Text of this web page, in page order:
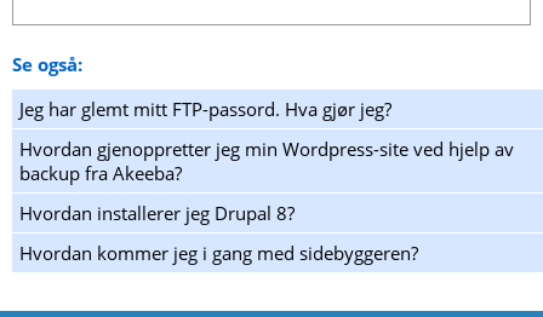
Se også:
Jeg har glemt mitt FTP-passord. Hva gjør jeg?
Hvordan gjenoppretter jeg min Wordpress-site ved hjelp av
backup fra Akeeba?
Hvordan installerer jeg Drupal 8?
Hvordan kommer jeg i gang med sidebyggeren?